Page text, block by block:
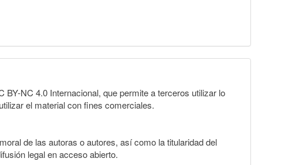
NC 4.0 Internacional, que permite a terceros utilizar lo
el material con fines comerciales.
de las autoras o autores, así como la titularidad del
legal en acceso abierto.